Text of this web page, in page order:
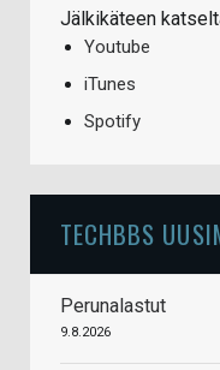
Jälkikäteen
Youtube
iTunes
Spotify
TECHBBS
Perunalastut
9.8.2026